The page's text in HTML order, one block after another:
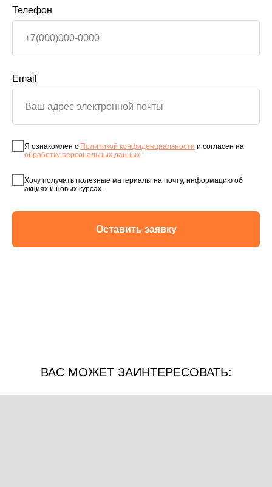
Телефон
Email
Я ознакомлен с Политикой конфиденциальности и согласен на
обработку персональных данных
Хочу получать полезные материалы на почту, информацию об
акциях и новых курсах.
Оставить заявку
ВАС МОЖЕТ ЗАИНТЕРЕСОВАТЬ: